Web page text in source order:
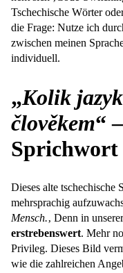
Tschechische Wörter
die Frage: Nutze ich
zwischen meinen
individuell.
„Kolik
člověkem“
Sprichwort
Dieses alte
mehrsprachig
Mensch.‚ Denn in
erstrebenswert. Mehr
Privileg. Dieses Bild
wie die zahlreichen